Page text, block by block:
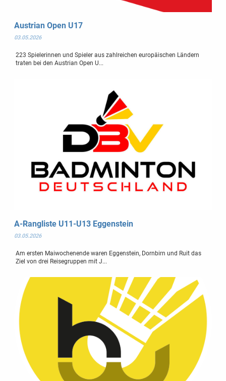
Austrian Open U17
03.05.2026
223 Spielerinnen und Spieler aus zahlreichen europäischen Ländern
traten bei den Austrian Open U...
A-Rangliste U11-U13 Eggenstein
03.05.2026
Am ersten Maiwochenende waren Eggenstein, Dornbirn und Ruit das
Ziel von drei Reisegruppen mit J...